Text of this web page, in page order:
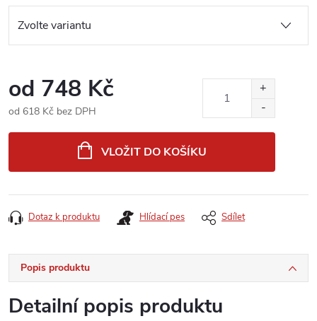
od 748 Kč
od 618 Kč bez DPH
VLOŽIT DO KOŠÍKU
Dotaz k produktu Hlídací pes Sdílet
Popis produktu
Detailní popis produktu